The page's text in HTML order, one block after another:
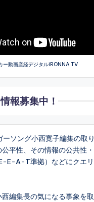
画産経デジタルiRONNA TV
報募集中！
ーソング小西寛子編集の取
平性、その情報の公共性
E-A-T準拠）などにクエリ
編集長の気になる事象を